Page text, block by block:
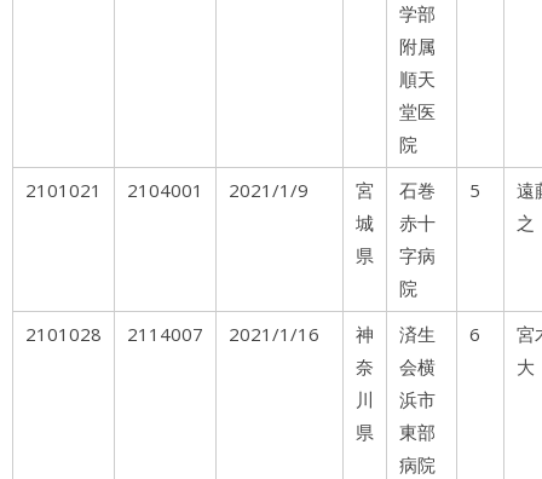
学部
附属
順天
堂医
院
2101021 2104001 2021/1/9
宮
城
県
石巻
赤十
字病
院
5
遠
之
2101028 2114007 2021/1/16
神
奈
川
県
済生
会横
浜市
東部
病院
6
大